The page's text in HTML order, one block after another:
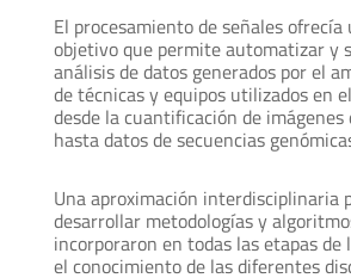
El procesamiento de señales
objetivo que permite automatizar y
análisis de datos generados por el
de técnicas y equipos utilizados en
desde la cuantificación de imágenes
hasta datos de secuencias
Una aproximación interdisciplinaria
desarrollar metodologías y
incorporaron en todas las etapas de
el conocimiento de las diferentes